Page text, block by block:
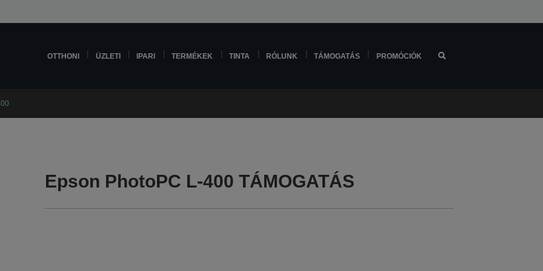
OTTHONI ÜZLETI IPARI TERMÉKEK TINTA RÓLUNK TÁMOGATÁS PROMÓCIÓK
Epson PhotoPC L-400 TÁMOGATÁS